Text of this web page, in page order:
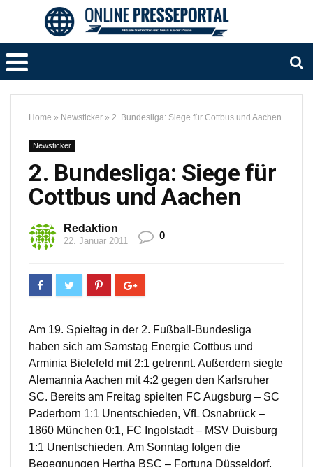
Home » Newsticker » 2. Bundesliga: Siege für Cottbus und Aachen
Newsticker
2. Bundesliga: Siege für
Cottbus und Aachen
Redaktion
22. Januar 2011 0
Am 19. Spieltag in der 2. Fußball-Bundesliga
haben sich am Samstag Energie Cottbus und
Arminia Bielefeld mit 2:1 getrennt. Außerdem siegte
Alemannia Aachen mit 4:2 gegen den Karlsruher
SC. Bereits am Freitag spielten FC Augsburg – SC
Paderborn 1:1 Unentschieden, VfL Osnabrück –
1860 München 0:1, FC Ingolstadt – MSV Duisburg
1:1 Unentschieden. Am Sonntag folgen die
Begegnungen Hertha BSC – Fortuna Düsseldorf,